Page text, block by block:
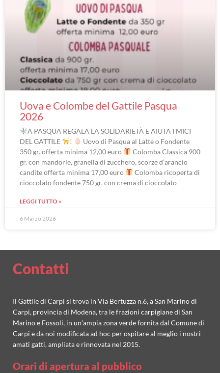
Uova e Colombe del Gattile Pasqua
2026
A PASQUA REGALA LA SOLIDARIETÀ E AIUTA I MICI
DEL GATTILE
!
Uovo di Pasqua al Latte o Fondente
350 gr. offerta minima 12,00 euro
Colomba Classica 900
gr. con mandorle, granella di zucchero, scorze d’arancio
candite offerta minima 17,00 euro
Colomba ricoperta di
cioccolato fondente 750 gr. con crema di cioccolato
LEGGI TUTTO »
6 Marzo 2026
Contatti
Il Gattile di Carpi si trova in Via Bertuzza n.6, a San Marino di
Carpi, provincia di Modena, tra le frazioni carpigiane di San
Marino e Fossoli, in un’ampia zona verde fornita dal Comune di
Carpi e da noi modificata ad hoc per ospitare al meglio i nostri
amati gatti, ampliata e rinnovata nel 2015.
Orari di apertura al pubblico